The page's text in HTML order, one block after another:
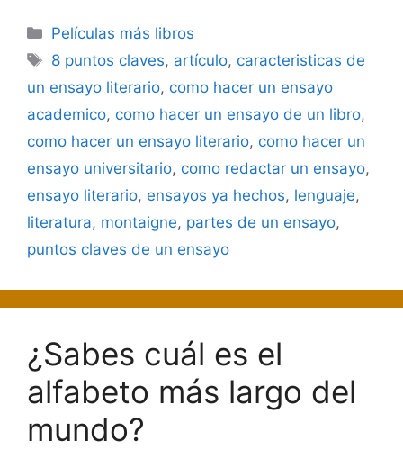
Categorías
Películas más libros
Etiquetas
8 puntos claves, artículo, caracteristicas de
un ensayo literario, como hacer un ensayo
academico, como hacer un ensayo de un libro,
como hacer un ensayo literario, como hacer un
ensayo universitario, como redactar un ensayo,
ensayo literario, ensayos ya hechos, lenguaje,
literatura, montaigne, partes de un ensayo,
puntos claves de un ensayo
¿Sabes cuál es el
alfabeto más largo del
mundo?